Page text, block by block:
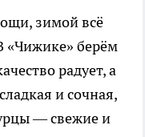
зимой всё
«Чижике» берём
радует, а
и сочная,
— свежие и